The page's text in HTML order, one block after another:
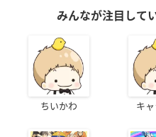
みんなが注目して
ちいかわ キ